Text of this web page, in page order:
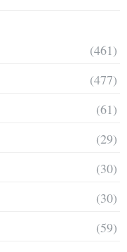
(461)
(477)
(61)
(29)
(30)
(30)
(59)